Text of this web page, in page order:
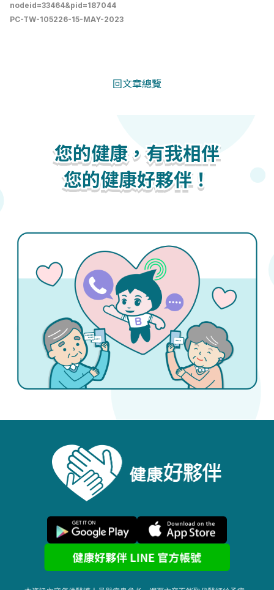
nodeid=33464&pid=187044
PC-TW-105226-15-MAY-2023
回文章總覽
您的健康，有我相伴
您的健康好夥伴！
您的健康，有我相伴
您的健康好夥伴！
您的健康，有我相伴
您的健康好夥伴！